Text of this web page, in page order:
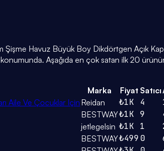
Havuz Büyük Boy Dikdörtgen Açık
Aşağıda en çok satan ilk 20
Marka Fiyat Satıcı
Aile Ve Çocuklar Için Reidan ₺1K 4
BESTWAY₺1K 9
jetlegelsin ₺1K 1
BESTWAY₺499 0